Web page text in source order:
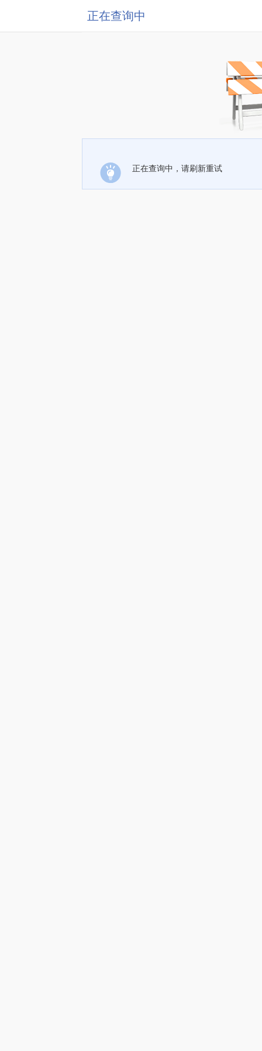
正在查询中
正在查询中，请刷新重试